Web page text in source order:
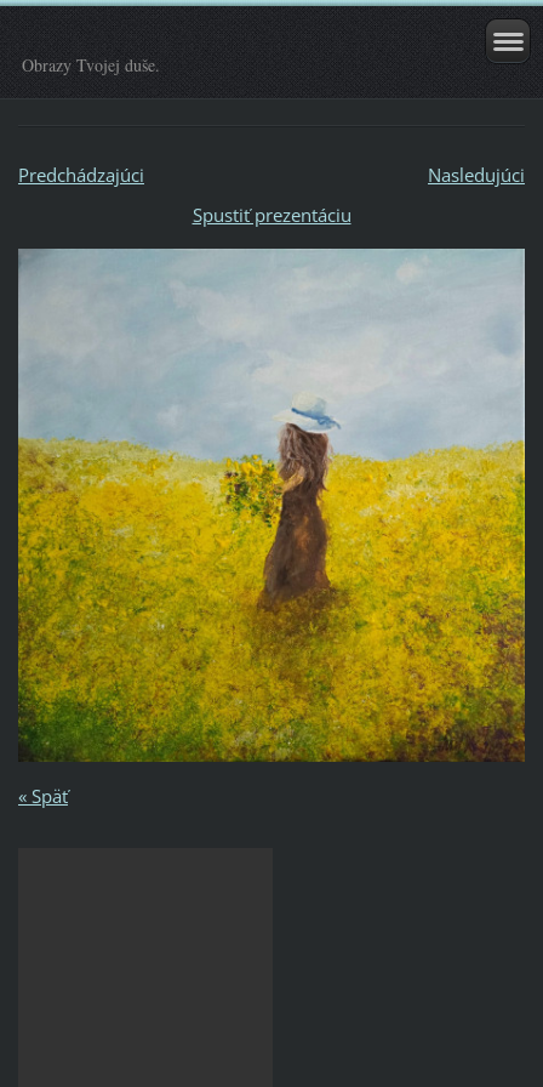
Obrazy Tvojej duše.
Predchádzajúci
Nasledujúci
Spustiť prezentáciu
« Späť